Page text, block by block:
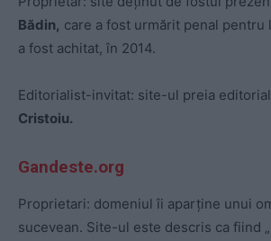
Bădin, care a fost urmărit penal pentru
a fost achitat, în 2014.
Editorialist-invitat: site-ul preia
Cristoiu.
Gandeste.org
Proprietari: domeniul îi aparține unui
sucevean. Site-ul este descris ca fiind